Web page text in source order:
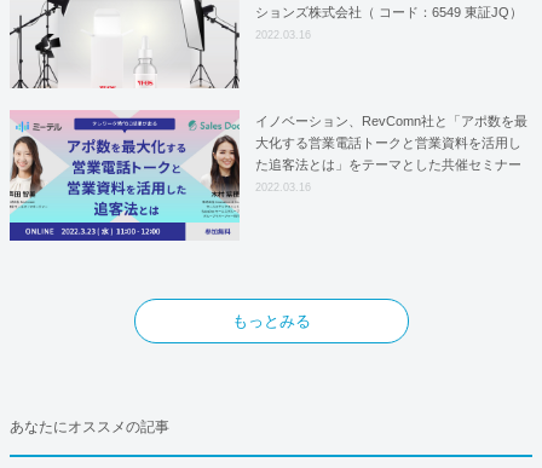
ションズ株式会社（ コード：6549 東証JQ）
はYFOSにおけるロジスティクスパートナー
2022.03.16
イノベーション、RevComn社と「アポ数を最
大化する営業電話トークと営業資料を活用し
た追客法とは」をテーマとした共催セミナー
を開催！
2022.03.16
もっとみる
あなたにオススメの記事